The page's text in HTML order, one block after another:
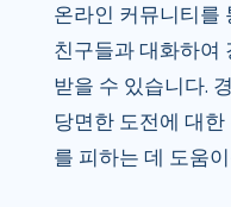
온라인 커뮤니티를
친구들과 대화하여
받을 수 있습니다.
당면한 도전에 대
를 피하는 데 도움